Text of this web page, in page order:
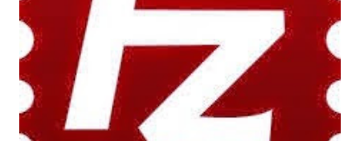
mais recentes; besouro-fce - adicionado novo núcleo
libretro (existe além do besouro-fce-rápido); ecwolf -
adicionado novo libretro core; fbneo - adicionado
highscore.dat à pasta do sistema RetroArch; mame2003-
plus - adicionado arte, cheat.dat e history.dat à pasta do
sistema RetroArch; scummvm - adicionado arquivos do